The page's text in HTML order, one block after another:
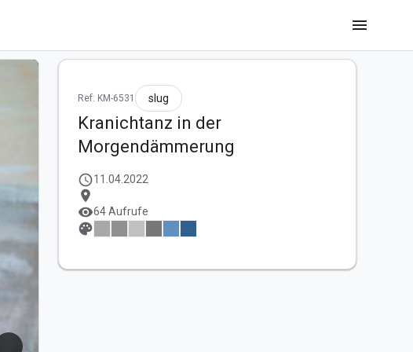
menu
Ref: KM-6531 slug
Kranichtanz in der
Morgendämmerung
schedule11.04.2022
location_on
visibility64 Aufrufe
palette